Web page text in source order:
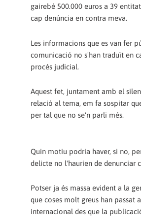
gairebé 500.000 euros a 39
cap denúncia en contra meva.
Les informacions que es van fer
comunicació no s'han traduït en
procés judicial.
Aquest fet, juntament amb el
relació al tema, em fa sospitar
per tal que no se'n parli més.
Quin motiu podria haver, si no,
delicte no l'haurien de denunciar
Potser ja és massa evident a la
que coses molt greus han passat
internacional des que la